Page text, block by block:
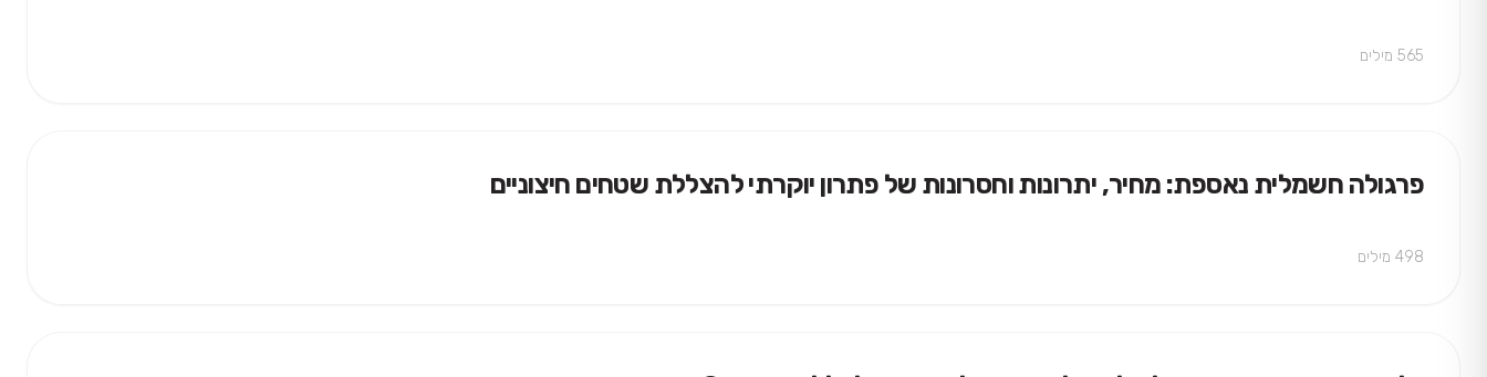
565 מילים
פרגולה חשמלית נאספת: מחיר, יתרונות וחסרונות של פתרון יוקרתי להצללת שטחים חיצוניים
498 מילים